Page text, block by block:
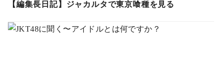
【編集長日記】ジャカルタで東京喰種を見る